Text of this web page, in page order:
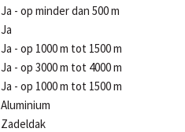
Ja - op minder dan 500 m
Ja
Ja - op 1000 m tot 1500 m
Ja - op 3000 m tot 4000 m
Ja - op 1000 m tot 1500 m
Aluminium
Zadeldak